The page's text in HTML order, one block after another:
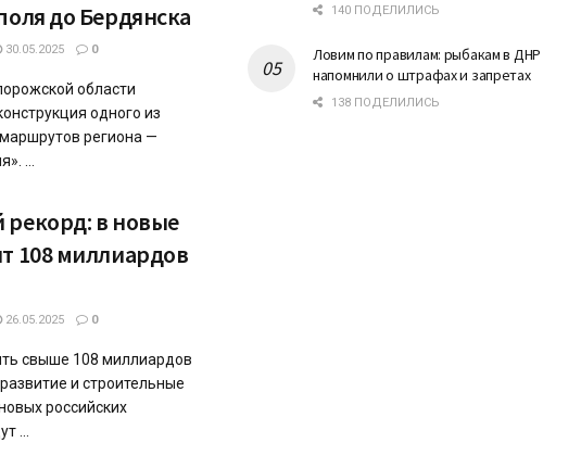
до Бердянска
30.05.2025 0
области
одного из
региона —
...
в новые
108 миллиардов
26.05.2025 0
свыше 108 миллиардов
и строительные
российских
...
140 ПОДЕЛИЛИСЬ
Ловим по правилам: рыбакам в ДНР
напомнили о штрафах и запретах
138 ПОДЕЛИЛИСЬ